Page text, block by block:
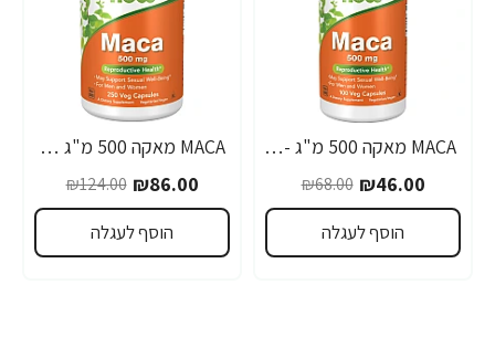
MACA מאקה 500 מ"ג - 100 כמוסות - מבית NOW FOODS
₪46.00
₪68.00
הוסף לעגלה
MACA מאקה 500 מ"ג 250 כמוסות - מבית NOW FOODS
₪86.00
₪124.00
הוסף לעגלה